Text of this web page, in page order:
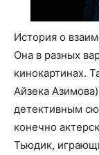
История о
Она в разных
кинокартинах.
Айзека
детективным
конечно
Тьюдик,